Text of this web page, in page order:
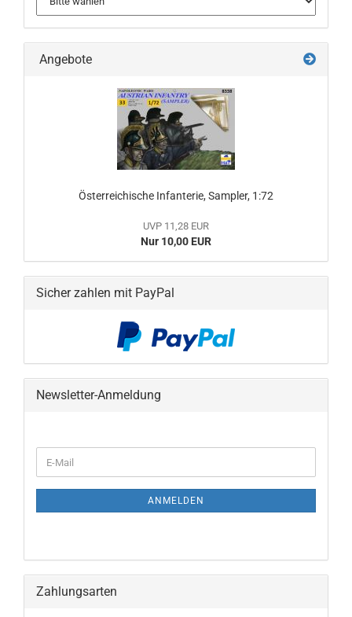
Angebote
Österreichische Infanterie, Sampler, 1:72
UVP 11,28 EUR
Nur 10,00 EUR
Sicher zahlen mit PayPal
Newsletter-Anmeldung
ZUR
E-
Mail
ANMELDEN
Zahlungsarten